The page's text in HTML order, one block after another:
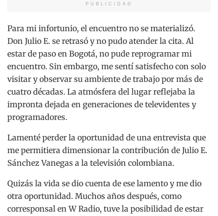
PUBLICIDAD
Para mi infortunio, el encuentro no se materializó.
Don Julio E. se retrasó y no pudo atender la cita. Al
estar de paso en Bogotá, no pude reprogramar mi
encuentro. Sin embargo, me sentí satisfecho con solo
visitar y observar su ambiente de trabajo por más de
cuatro décadas. La atmósfera del lugar reflejaba la
impronta dejada en generaciones de televidentes y
programadores.
Lamenté perder la oportunidad de una entrevista que
me permitiera dimensionar la contribución de Julio E.
Sánchez Vanegas a la televisión colombiana.
Quizás la vida se dio cuenta de ese lamento y me dio
otra oportunidad. Muchos años después, como
corresponsal en W Radio, tuve la posibilidad de estar